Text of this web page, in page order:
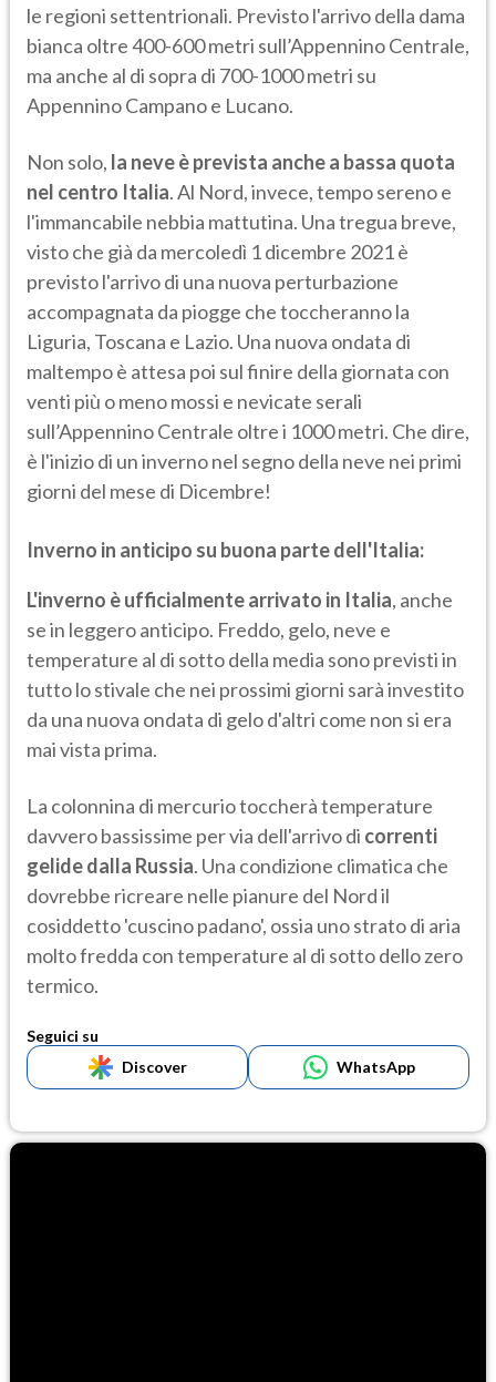
le regioni settentrionali. Previsto l'arrivo della dama
bianca oltre 400-600 metri sull’Appennino Centrale,
ma anche al di sopra di 700-1000 metri su
Appennino Campano e Lucano.
Non solo, la neve è prevista anche a bassa quota
nel centro Italia. Al Nord, invece, tempo sereno e
l'immancabile nebbia mattutina. Una tregua breve,
visto che già da mercoledì 1 dicembre 2021 è
previsto l'arrivo di una nuova perturbazione
accompagnata da piogge che toccheranno la
Liguria, Toscana e Lazio. Una nuova ondata di
maltempo è attesa poi sul finire della giornata con
venti più o meno mossi e nevicate serali
sull’Appennino Centrale oltre i 1000 metri. Che dire,
è l'inizio di un inverno nel segno della neve nei primi
giorni del mese di Dicembre!
Inverno in anticipo su buona parte dell'Italia:
L'inverno è ufficialmente arrivato in Italia, anche
se in leggero anticipo. Freddo, gelo, neve e
temperature al di sotto della media sono previsti in
tutto lo stivale che nei prossimi giorni sarà investito
da una nuova ondata di gelo d'altri come non si era
mai vista prima.
La colonnina di mercurio toccherà temperature
davvero bassissime per via dell'arrivo di correnti
gelide dalla Russia. Una condizione climatica che
dovrebbe ricreare nelle pianure del Nord il
cosiddetto 'cuscino padano', ossia uno strato di aria
molto fredda con temperature al di sotto dello zero
termico.
Seguici su
Discover
WhatsApp